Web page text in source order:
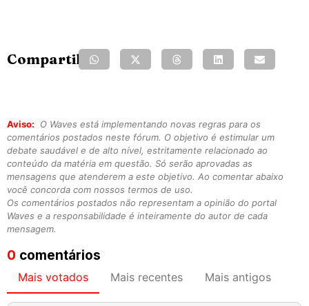
Compartilhe:
Aviso:
O Waves está implementando novas regras para os
comentários postados neste fórum. O objetivo é estimular um
debate saudável e de alto nível, estritamente relacionado ao
conteúdo da matéria em questão. Só serão aprovadas as
mensagens que atenderem a este objetivo. Ao comentar abaixo
você concorda com nossos termos de uso.
Os comentários postados não representam a opinião do portal
Waves e a responsabilidade é inteiramente do autor de cada
mensagem.
0 comentários
Mais votados Mais recentes Mais antigos